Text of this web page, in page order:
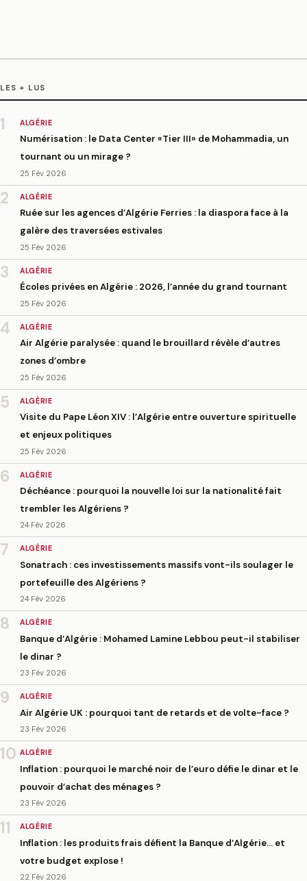
LES + LUS
1 ALGÉRIE
Numérisation : le Data Center «Tier III» de Mohammadia, un
tournant ou un mirage ?
25 Fév 2026
2 ALGÉRIE
Ruée sur les agences d’Algérie Ferries : la diaspora face à la
galère des traversées estivales
25 Fév 2026
3 ALGÉRIE
Écoles privées en Algérie : 2026, l’année du grand tournant
25 Fév 2026
4 ALGÉRIE
Air Algérie paralysée : quand le brouillard révèle d’autres
zones d’ombre
25 Fév 2026
5 ALGÉRIE
Visite du Pape Léon XIV : l’Algérie entre ouverture spirituelle
et enjeux politiques
25 Fév 2026
6 ALGÉRIE
Déchéance : pourquoi la nouvelle loi sur la nationalité fait
trembler les Algériens ?
24 Fév 2026
7 ALGÉRIE
Sonatrach : ces investissements massifs vont-ils soulager le
portefeuille des Algériens ?
24 Fév 2026
8 ALGÉRIE
Banque d’Algérie : Mohamed Lamine Lebbou peut-il stabiliser
le dinar ?
23 Fév 2026
9 ALGÉRIE
Air Algérie UK : pourquoi tant de retards et de volte-face ?
23 Fév 2026
10 ALGÉRIE
Inflation : pourquoi le marché noir de l’euro défie le dinar et le
pouvoir d’achat des ménages ?
23 Fév 2026
11 ALGÉRIE
Inflation : les produits frais défient la Banque d’Algérie… et
votre budget explose !
22 Fév 2026